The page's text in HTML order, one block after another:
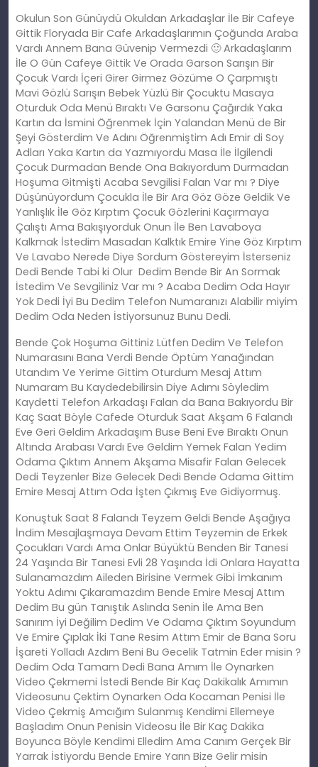
Okulun Son Günüydü Okuldan Arkadaşlar İle Bir Cafeye
Gittik Floryada Bir Cafe Arkadaşlarımın Çoğunda Araba
Vardı Annem Bana Güvenip Vermezdi 🙂 Arkadaşlarım
İle O Gün Cafeye Gittik Ve Orada Garson Sarışın Bir
Çocuk Vardı İçeri Girer Girmez Gözüme O Çarpmıştı
Mavi Gözlü Sarışın Bebek Yüzlü Bir Çocuktu Masaya
Oturduk Oda Menü Bıraktı Ve Garsonu Çağırdık Yaka
Kartın da İsmini Öğrenmek İçin Yalandan Menü de Bir
Şeyi Gösterdim Ve Adını Öğrenmiştim Adı Emir di Soy
Adları Yaka Kartın da Yazmıyordu Masa İle İlgilendi
Çocuk Durmadan Bende Ona Bakıyordum Durmadan
Hoşuma Gitmişti Acaba Sevgilisi Falan Var mı ? Diye
Düşünüyordum Çocukla İle Bir Ara Göz Göze Geldik Ve
Yanlışlık İle Göz Kırptım Çocuk Gözlerini Kaçırmaya
Çalıştı Ama Bakışıyorduk Onun İle Ben Lavaboya
Kalkmak İstedim Masadan Kalktık Emire Yine Göz Kırptım
Ve Lavabo Nerede Diye Sordum Göstereyim İsterseniz
Dedi Bende Tabi ki Olur Dedim Bende Bir An Sormak
İstedim Ve Sevgiliniz Var mı ? Acaba Dedim Oda Hayır
Yok Dedi İyi Bu Dedim Telefon Numaranızı Alabilir miyim
Dedim Oda Neden İstiyorsunuz Bunu Dedi.
Bende Çok Hoşuma Gittiniz Lütfen Dedim Ve Telefon
Numarasını Bana Verdi Bende Öptüm Yanağından
Utandım Ve Yerime Gittim Oturdum Mesaj Attım
Numaram Bu Kaydedebilirsin Diye Adımı Söyledim
Kaydetti Telefon Arkadaşı Falan da Bana Bakıyordu Bir
Kaç Saat Böyle Cafede Oturduk Saat Akşam 6 Falandı
Eve Geri Geldim Arkadaşım Buse Beni Eve Bıraktı Onun
Altında Arabası Vardı Eve Geldim Yemek Falan Yedim
Odama Çıktım Annem Akşama Misafir Falan Gelecek
Dedi Teyzenler Bize Gelecek Dedi Bende Odama Gittim
Emire Mesaj Attım Oda İşten Çıkmış Eve Gidiyormuş.
Konuştuk Saat 8 Falandı Teyzem Geldi Bende Aşağıya
İndim Mesajlaşmaya Devam Ettim Teyzemin de Erkek
Çocukları Vardı Ama Onlar Büyüktü Benden Bir Tanesi
24 Yaşında Bir Tanesi Evli 28 Yaşında İdi Onlara Hayatta
Sulanamazdım Aileden Birisine Vermek Gibi İmkanım
Yoktu Adımı Çıkaramazdım Bende Emire Mesaj Attım
Dedim Bu gün Tanıştık Aslında Senin İle Ama Ben
Sanırım İyi Değilim Dedim Ve Odama Çıktım Soyundum
Ve Emire Çıplak İki Tane Resim Attım Emir de Bana Soru
İşareti Yolladı Azdım Beni Bu Gecelik Tatmin Eder misin ?
Dedim Oda Tamam Dedi Bana Amım İle Oynarken
Video Çekmemi İstedi Bende Bir Kaç Dakikalık Amımın
Videosunu Çektim Oynarken Oda Kocaman Penisi İle
Video Çekmiş Amcığım Sulanmış Kendimi Ellemeye
Başladım Onun Penisin Videosu İle Bir Kaç Dakika
Boyunca Böyle Kendimi Elledim Ama Canım Gerçek Bir
Yarrak İstiyordu Bende Emire Yarın Bize Gelir misin